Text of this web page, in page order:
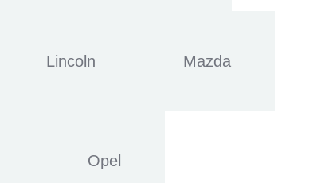
Lincoln Mazda
Opel